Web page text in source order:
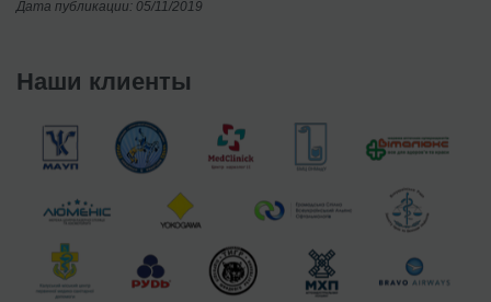
Дата публикации: 05/11/2019
Наши клиенты